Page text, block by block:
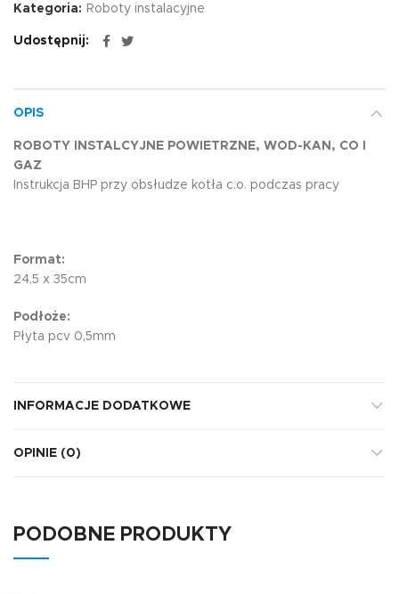
Kategoria: Roboty instalacyjne
Udostępnij
OPIS
ROBOTY INSTALCYJNE POWIETRZNE, WOD-KAN, CO I
GAZ
Instrukcja BHP przy obsłudze kotła c.o. podczas pracy
Format:
24,5 x 35cm
Podłoże:
Płyta pcv 0,5mm
INFORMACJE DODATKOWE
OPINIE (0)
PODOBNE PRODUKTY